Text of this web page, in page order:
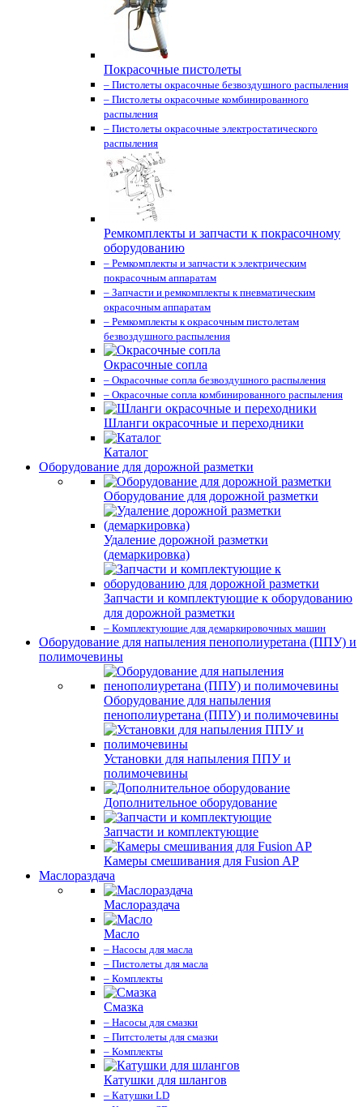
Покрасочные пистолеты
– Пистолеты окрасочные безвоздушного распыления
– Пистолеты окрасочные комбинированного
распыления
– Пистолеты окрасочные электростатического
распыления
Ремкомплекты и запчасти к покрасочному
оборудованию
– Ремкомплекты и запчасти к электрическим
покрасочным аппаратам
– Запчасти и ремкомплекты к пневматическим
окрасочным аппаратам
– Ремкомплекты к окрасочным пистолетам
безвоздушного распыления
Окрасочные сопла
– Окрасочные сопла безвоздушного распыления
– Окрасочные сопла комбинированного распыления
Шланги окрасочные и переходники
Каталог
Оборудование для дорожной разметки
Оборудование для дорожной разметки
Удаление дорожной разметки
(демаркировка)
Запчасти и комплектующие к оборудованию
для дорожной разметки
– Комплектующие для демаркировочных машин
Оборудование для напыления пенополиуретана (ППУ) и
полимочевины
Оборудование для напыления
пенополиуретана (ППУ) и полимочевины
Установки для напыления ППУ и
полимочевины
Дополнительное оборудование
Запчасти и комплектующие
Камеры смешивания для Fusion AP
Маслораздача
Маслораздача
Масло
– Насосы для масла
– Пистолеты для масла
– Комплекты
Смазка
– Насосы для смазки
– Питстолеты для смазки
– Комплекты
Катушки для шлангов
– Катушки LD